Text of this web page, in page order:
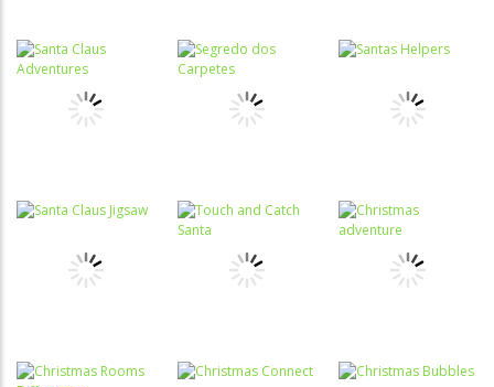
Coordenação
Motora
Shopping de
Passatempo
Santa Claus
Funny Time
Associar e
Christmas
Difference
Motora
Santa Claus
Adventures
Raciocínio
Lógico
Segredo dos
Carpetes
Coordenação
Motora
Santas
Helpers